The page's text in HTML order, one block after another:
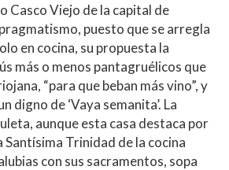
Casco Viejo de la capital de
puesto que se arregla
en cocina, su propuesta la
más o menos pantagruélicos que
“para que beban más vino”, y
digno de ‘Vaya semanita’. La
aunque esta casa destaca por
Santísima Trinidad de la cocina
con sus sacramentos, sopa